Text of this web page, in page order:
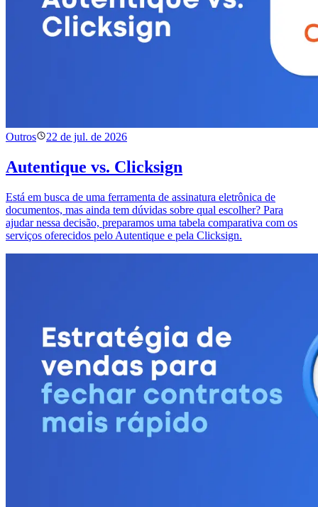
Outros 22 de jul. de 2026
Autentique vs. Clicksign
Está em busca de uma ferramenta de assinatura eletrônica de
documentos, mas ainda tem dúvidas sobre qual escolher? Para
ajudar nessa decisão, preparamos uma tabela comparativa com os
serviços oferecidos pelo Autentique e pela Clicksign.